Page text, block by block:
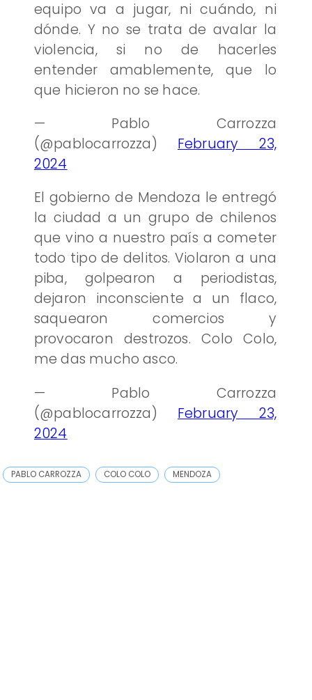
equipo va a jugar, ni cuándo, ni
dónde. Y no se trata de avalar la
violencia, si no de hacerles
entender amablemente, que lo
que hicieron no se hace.
— Pablo Carrozza
(@pablocarrozza) February 23,
2024
El gobierno de Mendoza le entregó
la ciudad a un grupo de chilenos
que vino a nuestro país a cometer
todo tipo de delitos. Violaron a una
piba, golpearon a periodistas,
dejaron inconsciente a un flaco,
saquearon comercios y
provocaron destrozos. Colo Colo,
me das mucho asco.
— Pablo Carrozza
(@pablocarrozza) February 23,
2024
PABLO CARROZZA COLO COLO MENDOZA